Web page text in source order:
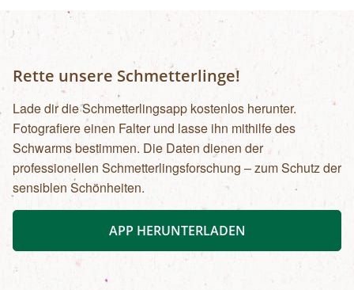
Rette unsere Schmetterlinge!
Lade dir die Schmetterlingsapp kostenlos herunter.
Fotografiere einen Falter und lasse ihn mithilfe des
Schwarms bestimmen. Die Daten dienen der
professionellen Schmetterlingsforschung – zum Schutz der
sensiblen Schönheiten.
APP HERUNTERLADEN